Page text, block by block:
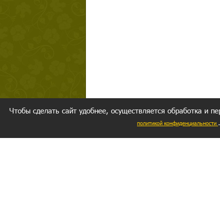
Чтобы сделать сайт удобнее, осуществляется обработка и
политикой конфиденциальности